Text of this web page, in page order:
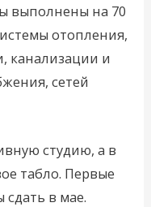
выполнены на 70
отопления,
канализации и
сетей
студию, а в
табло. Первые
в мае.